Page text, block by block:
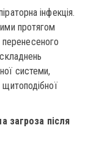
інфекція.
протягом
перенесеного
системи,
загроза після